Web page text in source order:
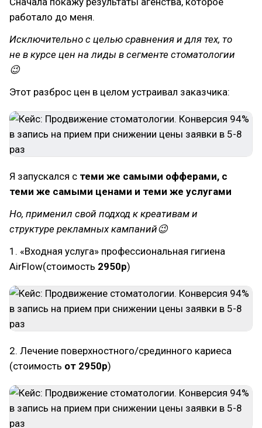
работало до меня.
Исключительно с целью сравнения и для тех, то
не в курсе цен на лиды в сегменте стоматологии
😉
Этот разброс цен в целом устраивал заказчика:
Я запускался с теми же самыми офферами, с
теми же самыми ценами и теми же услугами
Но, применил свой подход к креативам и
структуре рекламных кампаний😉
1. «Входная услуга» профессиональная гигиена
AirFlow(стоимость 2950р)
2. Лечение поверхностного/срединного кариеса
(стоимость от 2950р)